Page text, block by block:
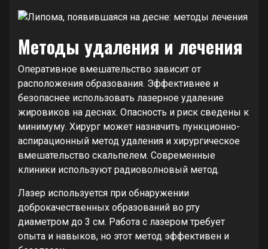
Методы удаления и лечения
Оперативное вмешательство зависит от
расположения образования. Эффективнее и
безопаснее использовать лазерное удаление
жировиков на деснах. Опасность и риск сведены к
минимуму. Хирург может назначить пункционно-
аспирационный метод удаления и хирургическое
вмешательство скальпелем. Современные
клиники используют радиоволновый метод.
Лазер используется при обнаружении
доброкачественных образований во рту
диаметром до 3 см. Работа с лазером требует
опыта и навыков, но этот метод эффективен и